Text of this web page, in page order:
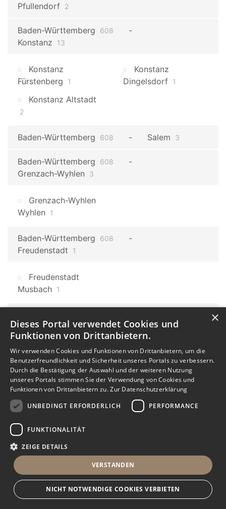
Pfullendorf 2
Baden-Württemberg 608
Konstanz 13
Konstanz
Fürstenberg
1
Konstanz
Dingelsdorf 1
Konstanz Altstadt
2
Baden-Württemberg 608 Salem 3
Baden-Württemberg 608
Grenzach-Wyhlen 3
Grenzach-Wyhlen
Wyhlen
1
Baden-Württemberg 608
Freudenstadt 1
Freudenstadt
Musbach 1
Laufenburg 9
Baden-Württemberg 608 Karlsruhe 8
Karlsruhe Oststadt
1
Karlsruhe Neureut
1
Donaueschingen
Baden-Württemberg
Baden-Württemberg 608
Mühlhausen 2
×
Dieses Portal verwendet Cookies und
Funktionen von Drittanbietern.
Wir verwenden Cookies und Funktionen von Drittanbietern, um die
Benutzerfreundlichkeit und Sicherheit unseres Portals zu verbessern.
Durch die Bestätigung der Auswahl und der weiteren Nutzung
unseres Portals stimmen Sie der Verwendung von Cookies und
Funktionen von Drittanbietern zu.Zur Datenschutzerklärung
UNBEDINGT ERFORDERLICH
PERFORMANCE
FUNKTIONALITÄT
ZEIGE DETAILS
VERSTANDEN
NICHT NOTWENDIGE COOKIES VERBIETEN